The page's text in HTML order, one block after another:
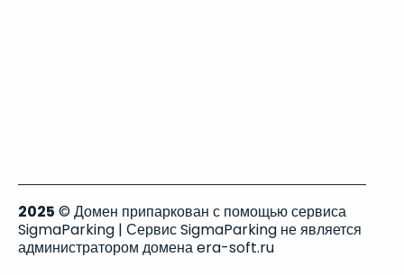
2025 © Домен припаркован с помощью сервиса
SigmaParking | Сервис SigmaParking не является
администратором домена era-soft.ru